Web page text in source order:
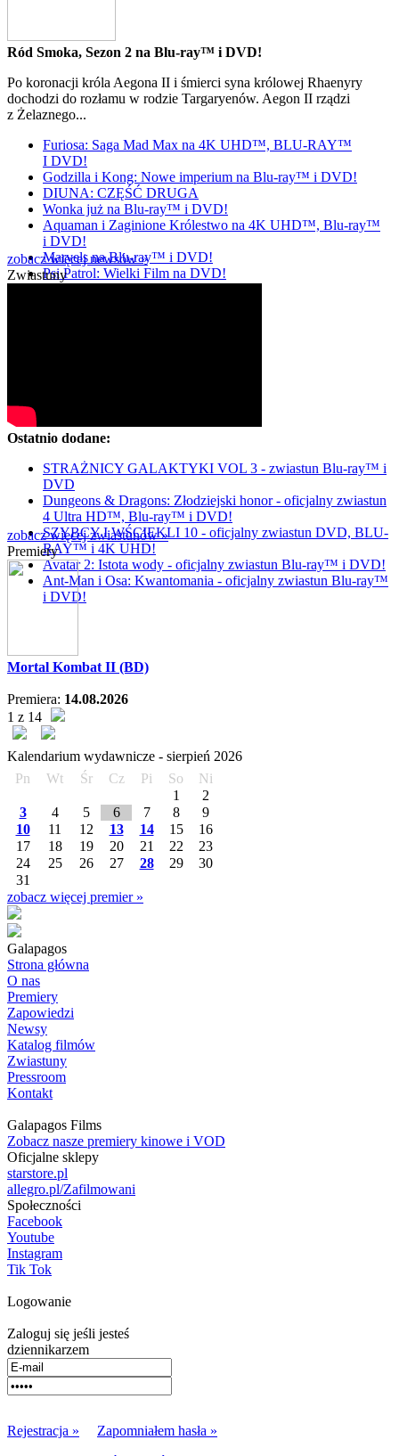
Ród Smoka, Sezon 2 na Blu-ray™ i DVD!
Po koronacji króla Aegona II i śmierci syna królowej Rhaenyry
dochodzi do rozłamu w rodzie Targaryenów. Aegon II rządzi
z Żelaznego...
Furiosa: Saga Mad Max na 4K UHD™, BLU-RAY™
I DVD!
Godzilla i Kong: Nowe imperium na Blu-ray™ i DVD!
DIUNA: CZĘŚĆ DRUGA
Wonka już na Blu-ray™ i DVD!
Aquaman i Zaginione Królestwo na 4K UHD™, Blu-ray™
i DVD!
Marvels na Blu-ray™ i DVD!
Psi Patrol: Wielki Film na DVD!
zobacz więcej newsów »
Zwiastuny
Ostatnio dodane:
STRAŻNICY GALAKTYKI VOL 3 - zwiastun Blu-ray™ i
DVD
Dungeons & Dragons: Złodziejski honor - oficjalny zwiastun
4 Ultra HD™, Blu-ray™ i DVD!
SZYBCY I WŚCIEKLI 10 - oficjalny zwiastun DVD, BLU-
RAY™ i 4K UHD!
Avatar 2: Istota wody - oficjalny zwiastun Blu-ray™ i DVD!
Ant-Man i Osa: Kwantomania - oficjalny zwiastun Blu-ray™
i DVD!
zobacz więcej zwiastunów »
Premiery
Mortal Kombat II (BD)
Premiera: 14.08.2026
1 z 14
Kalendarium wydawnicze - sierpień 2026
Pn
Wt Śr Cz Pi So
Ni
1
2
3
4 5 6 7 8
9
10
11 12 13 14 15
16
17
18 19 20 21 22
23
24
25 26 27 28 29
30
31
zobacz więcej premier »
Galapagos
Strona główna
O nas
Premiery
Zapowiedzi
Newsy
Katalog filmów
Zwiastuny
Pressroom
Kontakt
Galapagos Films
Zobacz nasze premiery kinowe i VOD
Oficjalne sklepy
starstore.pl
allegro.pl/Zafilmowani
Społeczności
Facebook
Youtube
Instagram
Tik Tok
Logowanie
Zaloguj się jeśli jesteś
dziennikarzem
Rejestracja »
Zapomniałem hasła »